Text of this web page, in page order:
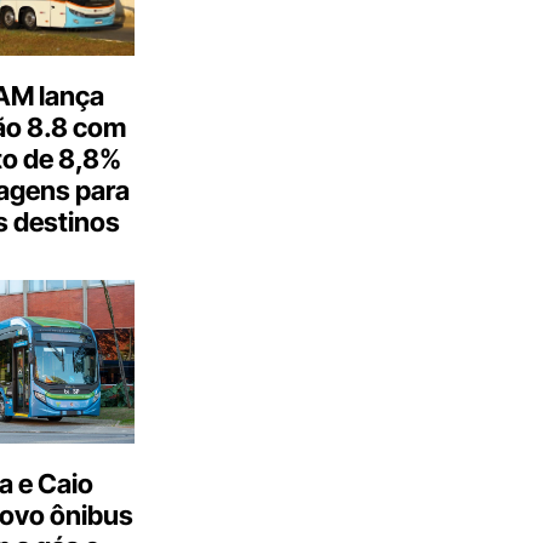
lança
8.8 com
de 8,8%
para
destinos
e Caio
ônibus